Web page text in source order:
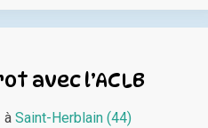
avec l’ACLB
Saint-Herblain (44)